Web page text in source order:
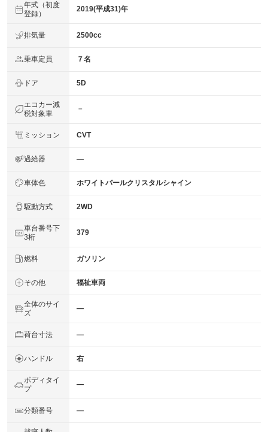
年式（初度
登録）
2019(平成31)年
排気量 2500cc
乗車定員 ７名
ドア 5D
エコカー減
税対象車
－
ミッション CVT
過給器 ―
車体色 ホワイトパールクリスタルシャイン
駆動方式 2WD
車台番号下
3桁
379
燃料 ガソリン
その他 福祉車両
全体のサイ
ズ
―
荷台寸法 ―
ハンドル 右
ボディタイ
プ
―
分類番号 ―